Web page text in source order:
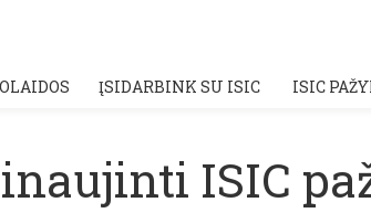
ĮSIDARBINK SU ISIC ISIC
ISIC